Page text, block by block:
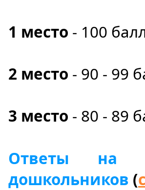
1 место - 100
2 место - 90 - 99
3 место - 80 - 89
Ответы на
дошкольников (